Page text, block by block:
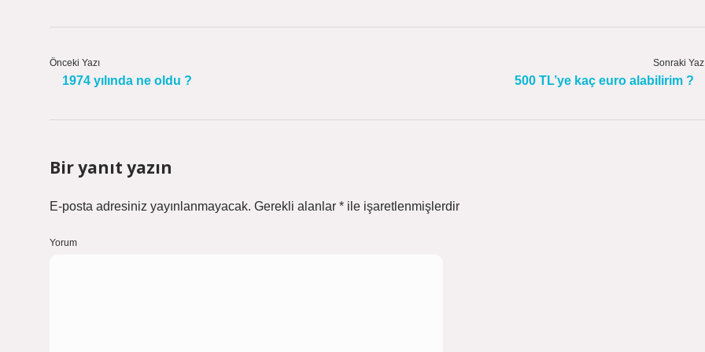
Önceki Yazı
1974 yılında ne oldu ?
Sonraki
500 TL’ye kaç euro alabilirim ?
Bir yanıt yazın
E-posta adresiniz yayınlanmayacak. Gerekli alanlar * ile işaretlenmişlerdir
Yorum